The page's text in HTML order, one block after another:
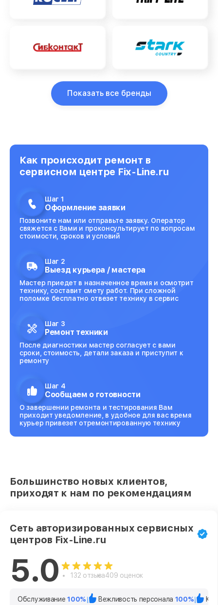
Показать все бренды
Как происходит ремонт в
сервисном центре Fix-Line.ru
Шаг 1
Оформление заявки
Позвоните нам или отправьте заявку. Оператор
свяжется с Вами и проконсультирует по вопросам
стоимости, сроков и условий
Шаг 2
Выезд курьера / мастера
Мастер приедет в назначенное время и осмотрит
технику, составит смету работ. При сложной
поломке бесплатно отвезет технику в сервис
Шаг 3
Ремонт техники
После диагностики мастер согласует с вами
сроки, стоимость, детали заказа и приступит к
ремонту
Шаг 4
Сообщаем о готовности
О завершении ремонта и тестирования Вам
приходит уведомление, в удобное для вас время
курьер привезет отремонтированную технику
Большинство новых клиентов,
приходят к нам по рекомендациям
Сеть авторизированных сервисных
центров Fix-Line.ru
5.0 132 отзыва409 оценок
Обслуживание100% Вежливость персонала 100%